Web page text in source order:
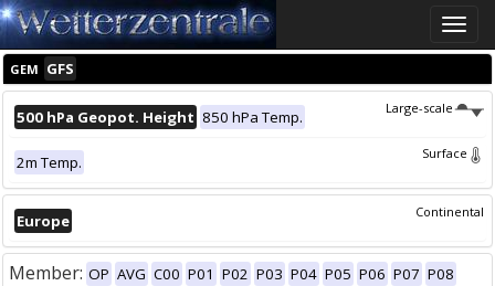
Toggle
GEM GFS
Large-scale
500 hPa Geopot. Height 850 hPa Temp.
Surface
2m Temp.
Continental
Europe
Member: OP AVG C00 P01 P02 P03 P04 P05 P06 P07 P08